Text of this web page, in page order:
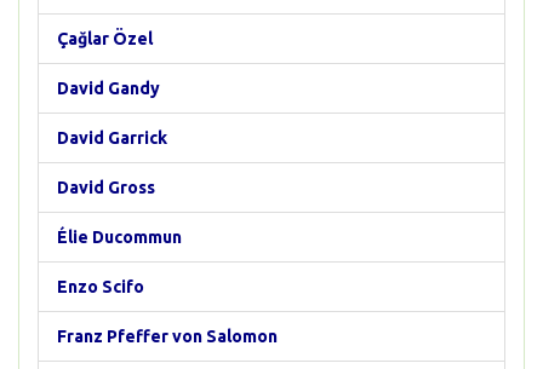
Çağlar Özel
David Gandy
David Garrick
David Gross
Élie Ducommun
Enzo Scifo
Franz Pfeffer von Salomon